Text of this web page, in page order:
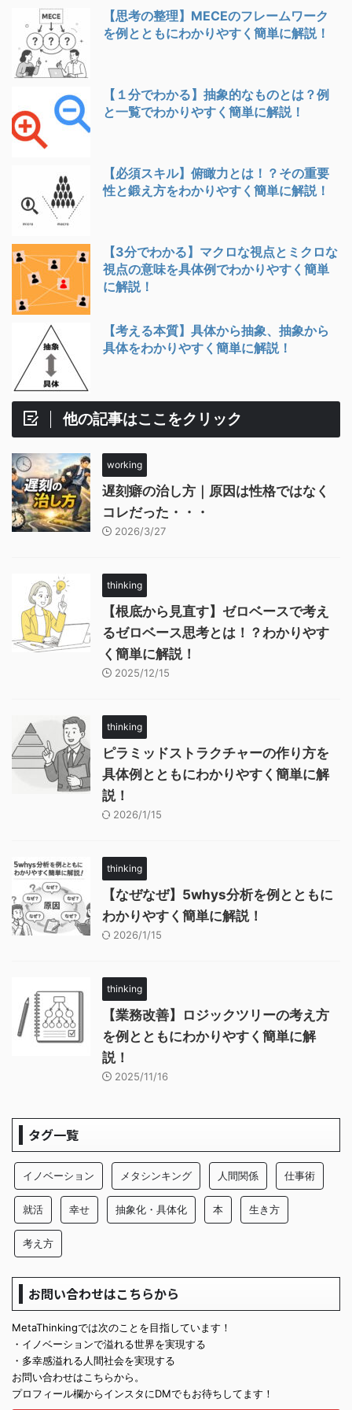
【思考の整理】MECEのフレームワーク
を例とともにわかりやすく簡単に解説！
【１分でわかる】抽象的なものとは？例
と一覧でわかりやすく簡単に解説！
【必須スキル】俯瞰力とは！？その重要
性と鍛え方をわかりやすく簡単に解説！
【3分でわかる】マクロな視点とミクロな
視点の意味を具体例でわかりやすく簡単
に解説！
【考える本質】具体から抽象、抽象から
具体をわかりやすく簡単に解説！
他の記事はここをクリック
working
遅刻癖の治し方｜原因は性格ではなく
コレだった・・・
2026/3/27
thinking
【根底から見直す】ゼロベースで考え
るゼロベース思考とは！？わかりやす
く簡単に解説！
2025/12/15
thinking
ピラミッドストラクチャーの作り方を
具体例とともにわかりやすく簡単に解
説！
2026/1/15
thinking
【なぜなぜ】5whys分析を例とともに
わかりやすく簡単に解説！
2026/1/15
thinking
【業務改善】ロジックツリーの考え方
を例とともにわかりやすく簡単に解
説！
2025/11/16
タグ一覧
イノベーション メタシンキング 人間関係 仕事術
就活 幸せ 抽象化・具体化 本 生き方
考え方
お問い合わせはこちらから
MetaThinkingでは次のことを目指しています！
・イノベーションで溢れる世界を実現する
・多幸感溢れる人間社会を実現する
お問い合わせはこちらから。
プロフィール欄からインスタにDMでもお待ちしてます！